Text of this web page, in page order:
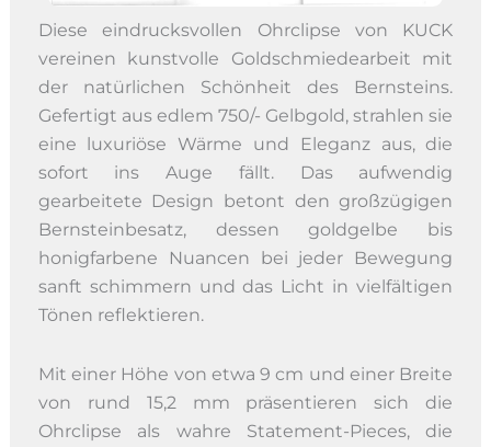
Diese eindrucksvollen Ohrclipse von KUCK
vereinen kunstvolle Goldschmiedearbeit mit
der natürlichen Schönheit des Bernsteins.
Gefertigt aus edlem 750/- Gelbgold, strahlen sie
eine luxuriöse Wärme und Eleganz aus, die
sofort ins Auge fällt. Das aufwendig
gearbeitete Design betont den großzügigen
Bernsteinbesatz, dessen goldgelbe bis
honigfarbene Nuancen bei jeder Bewegung
sanft schimmern und das Licht in vielfältigen
Tönen reflektieren.
Mit einer Höhe von etwa 9 cm und einer Breite
von rund 15,2 mm präsentieren sich die
Ohrclipse als wahre Statement-Pieces, die